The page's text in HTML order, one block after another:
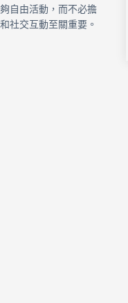
自由活動，而不必擔
社交互動至關重要。